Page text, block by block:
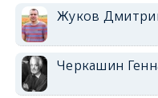
Жуков
Черкашин